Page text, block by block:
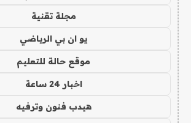
مجلة تقنية
يو ان بي الرياضي
موقع حالة للتعليم
اخبار 24 ساعة
هيدب فنون وترفيه